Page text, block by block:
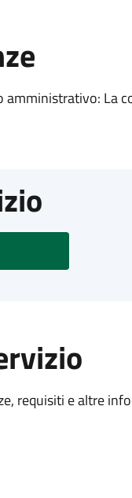
La
requisiti e altre